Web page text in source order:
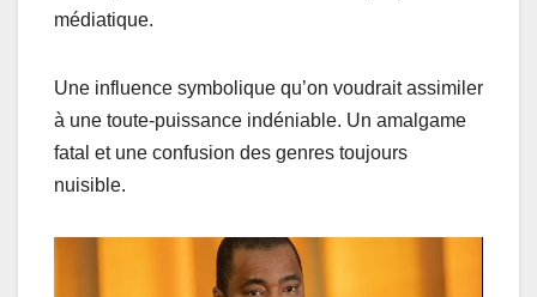
médiatique.
Une influence symbolique qu’on voudrait assimiler
à une toute-puissance indéniable. Un amalgame
fatal et une confusion des genres toujours
nuisible.